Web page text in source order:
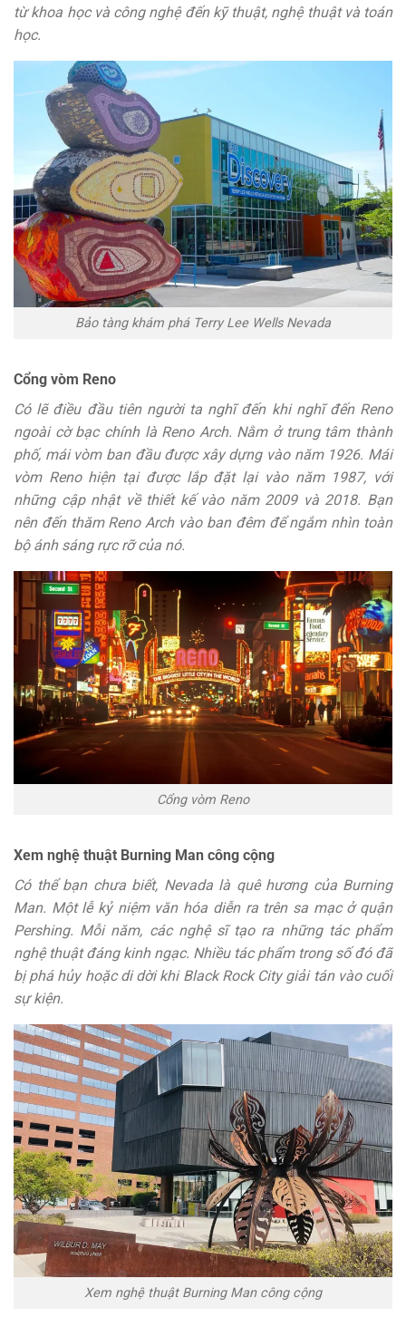
từ khoa học và công nghệ đến kỹ thuật, nghệ thuật và toán
học.
Bảo tàng khám phá Terry Lee Wells Nevada
Cổng vòm Reno
Có lẽ điều đầu tiên người ta nghĩ đến khi nghĩ đến Reno
ngoài cờ bạc chính là Reno Arch. Nằm ở trung tâm thành
phố,mái vòm ban đầu được xây dựng vào năm 1926. Mái
vòm Reno hiện tại được lắp đặt lại vào năm 1987, với
những cập nhật về thiết kế vào năm 2009 và 2018. Bạn
nên đến thăm Reno Arch vào ban đêm để ngắm nhìn toàn
bộ ánh sáng rực rỡ của nó.
Cổng vòm Reno
Xem nghệ thuật Burning Man công cộng
Có thể bạn chưa biết, Nevada là quê hương của Burning
Man. Một lễ kỷ niệm văn hóa diễn ra trên sa mạc ở quận
Pershing. Mỗi năm, các nghệ sĩ tạo ra những tác phẩm
nghệ thuật đáng kinh ngạc. Nhiều tác phẩm trong số đó đã
bị phá hủy hoặc di dời khi Black Rock City giải tán vào cuối
sự kiện.
Xem nghệ thuật Burning Man công cộng